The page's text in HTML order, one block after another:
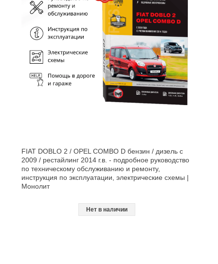
FIAT DOBLO 2 / OPEL COMBO D бензин / дизель с
2009 / рестайлинг 2014 г.в. - подробное руководство
по техническому обслуживанию и ремонту,
инструкция по эксплуатации, электрические схемы |
Монолит
Нет в наличии